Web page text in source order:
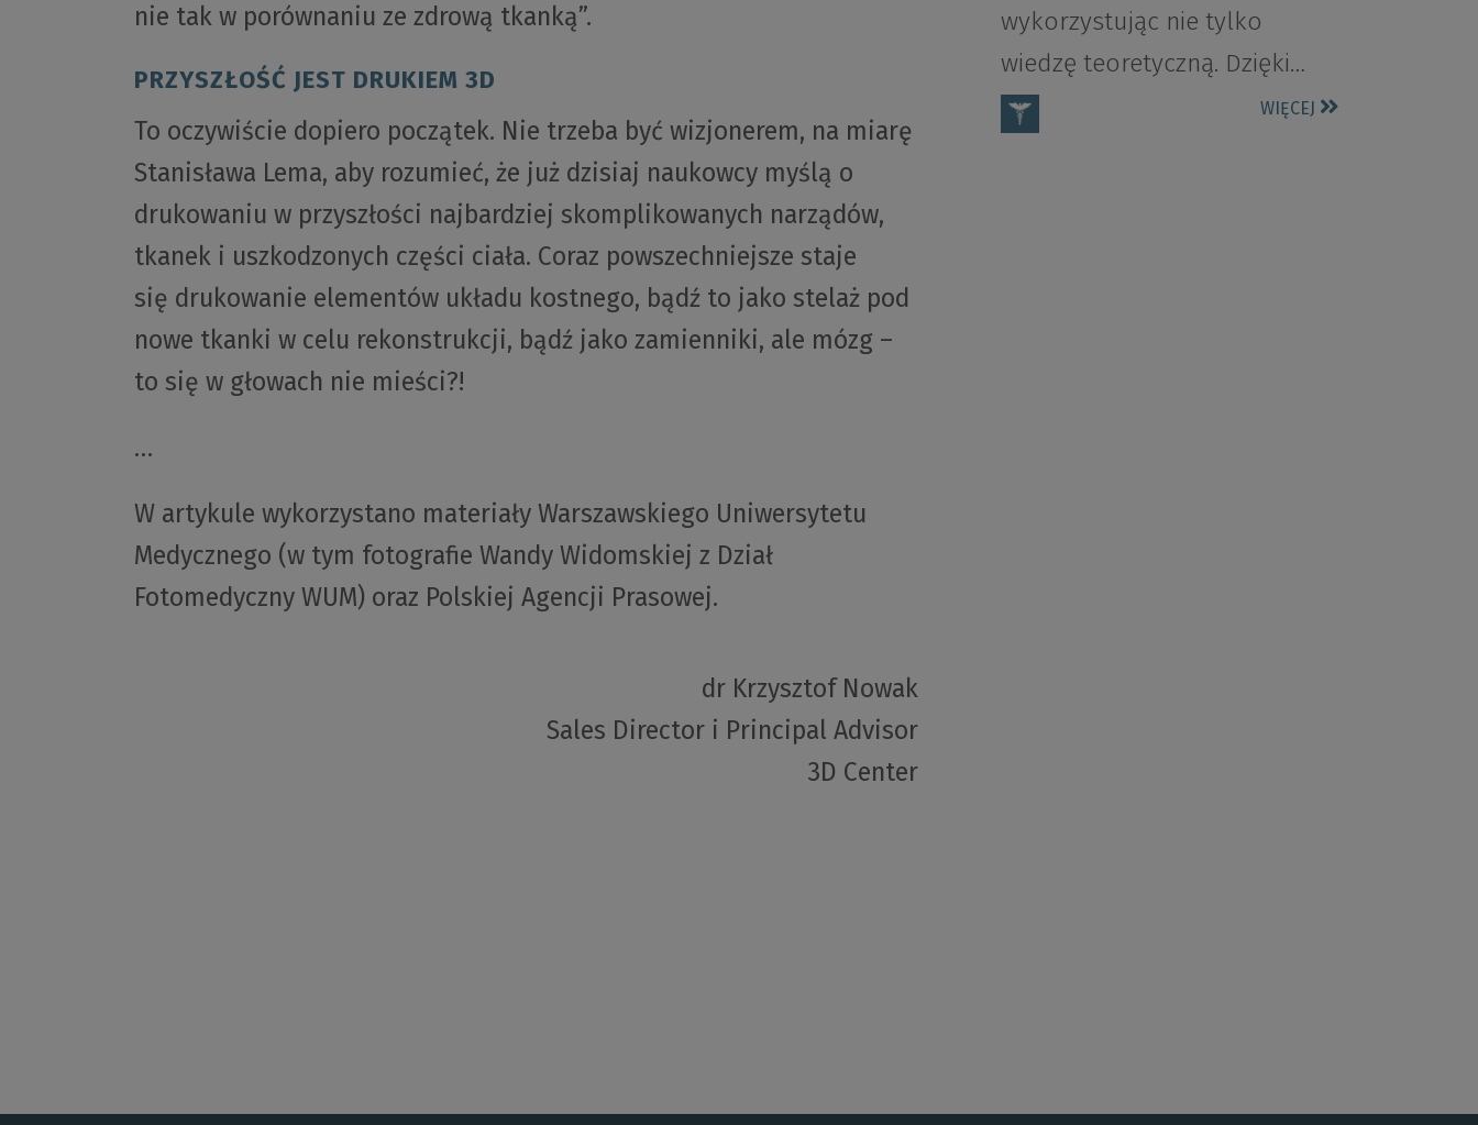
nie tak w porównaniu ze zdrową tkanką”.
PRZYSZŁOŚĆ JEST DRUKIEM 3D
To oczywiście dopiero początek. Nie trzeba być wizjonerem, na miarę
Stanisława Lema, aby rozumieć, że już dzisiaj naukowcy myślą o
drukowaniu w przyszłości najbardziej skomplikowanych narządów,
tkanek i uszkodzonych części ciała. Coraz powszechniejsze staje
się drukowanie elementów układu kostnego, bądź to jako stelaż pod
nowe tkanki w celu rekonstrukcji, bądź jako zamienniki, ale mózg –
to się w głowach nie mieści?!
…
W artykule wykorzystano materiały Warszawskiego Uniwersytetu
Medycznego (w tym fotografie Wandy Widomskiej z Dział
Fotomedyczny WUM) oraz Polskiej Agencji Prasowej.
dr Krzysztof Nowak
Sales Director i Principal Advisor
3D Center
wykorzystując nie tylko
wiedzę teoretyczną. Dzięki…
WIĘCEJ